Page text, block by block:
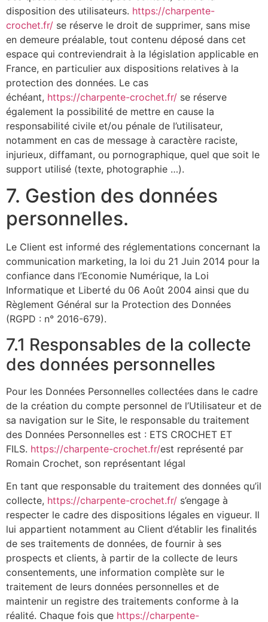
disposition des utilisateurs. https://charpente-
crochet.fr/ se réserve le droit de supprimer, sans mise
en demeure préalable, tout contenu déposé dans cet
espace qui contreviendrait à la législation applicable en
France, en particulier aux dispositions relatives à la
protection des données. Le cas
échéant, https://charpente-crochet.fr/ se réserve
également la possibilité de mettre en cause la
responsabilité civile et/ou pénale de l’utilisateur,
notamment en cas de message à caractère raciste,
injurieux, diffamant, ou pornographique, quel que soit le
support utilisé (texte, photographie …).
7. Gestion des données
personnelles.
Le Client est informé des réglementations concernant la
communication marketing, la loi du 21 Juin 2014 pour la
confiance dans l’Economie Numérique, la Loi
Informatique et Liberté du 06 Août 2004 ainsi que du
Règlement Général sur la Protection des Données
(RGPD : n° 2016-679).
7.1 Responsables de la collecte
des données personnelles
Pour les Données Personnelles collectées dans le cadre
de la création du compte personnel de l’Utilisateur et de
sa navigation sur le Site, le responsable du traitement
des Données Personnelles est : ETS CROCHET ET
FILS. https://charpente-crochet.fr/est représenté par
Romain Crochet, son représentant légal
En tant que responsable du traitement des données qu’il
collecte, https://charpente-crochet.fr/ s’engage à
respecter le cadre des dispositions légales en vigueur. Il
lui appartient notamment au Client d’établir les finalités
de ses traitements de données, de fournir à ses
prospects et clients, à partir de la collecte de leurs
consentements, une information complète sur le
traitement de leurs données personnelles et de
maintenir un registre des traitements conforme à la
réalité. Chaque fois que https://charpente-